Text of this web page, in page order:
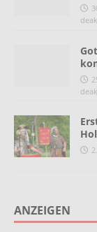
ANZEIGEN